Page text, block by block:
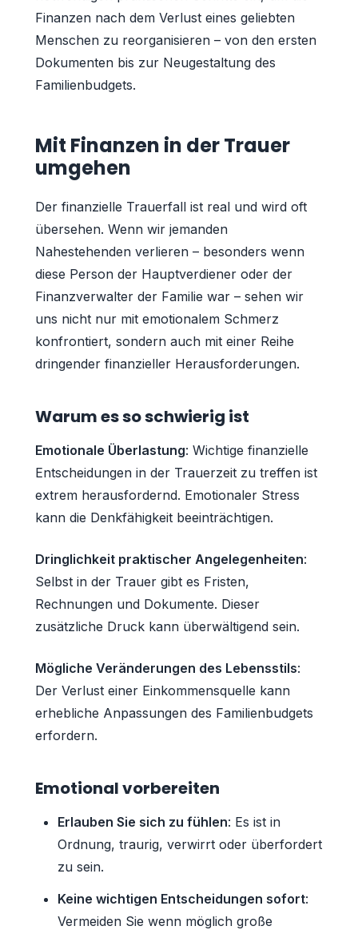
Finanzen nach dem Verlust eines geliebten
Menschen zu reorganisieren – von den ersten
Dokumenten bis zur Neugestaltung des
Familienbudgets.
Mit Finanzen in der Trauer
umgehen
Der finanzielle Trauerfall ist real und wird oft
übersehen. Wenn wir jemanden
Nahestehenden verlieren – besonders wenn
diese Person der Hauptverdiener oder der
Finanzverwalter der Familie war – sehen wir
uns nicht nur mit emotionalem Schmerz
konfrontiert, sondern auch mit einer Reihe
dringender finanzieller Herausforderungen.
Warum es so schwierig ist
Emotionale Überlastung: Wichtige finanzielle
Entscheidungen in der Trauerzeit zu treffen ist
extrem herausfordernd. Emotionaler Stress
kann die Denkfähigkeit beeinträchtigen.
Dringlichkeit praktischer Angelegenheiten:
Selbst in der Trauer gibt es Fristen,
Rechnungen und Dokumente. Dieser
zusätzliche Druck kann überwältigend sein.
Mögliche Veränderungen des Lebensstils:
Der Verlust einer Einkommensquelle kann
erhebliche Anpassungen des Familienbudgets
erfordern.
Emotional vorbereiten
Erlauben Sie sich zu fühlen: Es ist in
Ordnung, traurig, verwirrt oder überfordert
zu sein.
Keine wichtigen Entscheidungen sofort:
Vermeiden Sie wenn möglich große